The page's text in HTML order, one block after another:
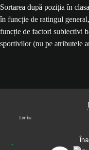
Sortarea după poziția în
în funcție de ratingul
funcție de factori subiectivi
sportivilor (nu pe atributele
Limba